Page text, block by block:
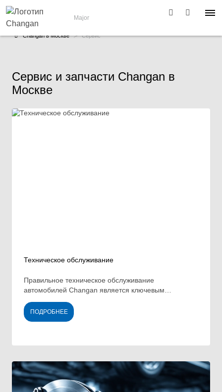
Major
Changan в Москве Сервис
Сервис и запчасти Changan в
Москве
Техническое обслуживание
Правильное техническое обслуживание
автомобилей Changan является ключевым
ПОДРОБНЕЕ